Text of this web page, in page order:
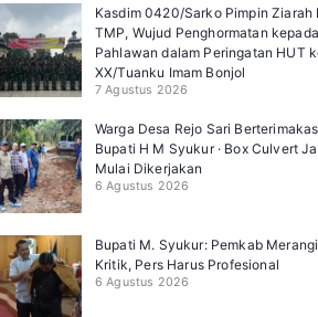
Kasdim 0420/Sarko Pimpin Ziarah
TMP, Wujud Penghormatan
Pahlawan dalam Peringatan HUT
XX/Tuanku Imam Bonjol
7 Agustus 2026
Warga Desa Rejo Sari
Bupati H M Syukur · Box Culvert
Mulai Dikerjakan
6 Agustus 2026
Bupati M. Syukur: Pemkab
Kritik, Pers Harus Profesional
6 Agustus 2026